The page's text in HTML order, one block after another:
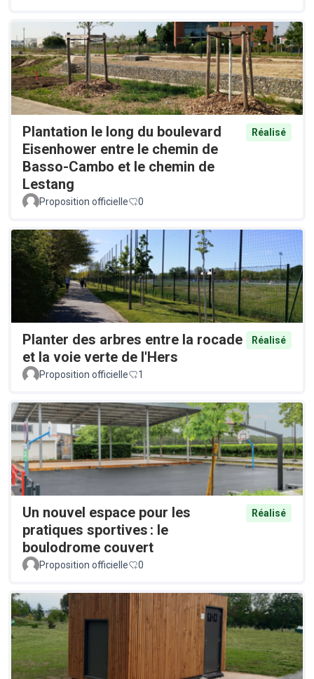
Plantation le long du boulevard
Eisenhower entre le chemin de
Basso-Cambo et le chemin de
Lestang
Réalisé
Proposition officielle 0
Planter des arbres entre la rocade
et la voie verte de l'Hers
Réalisé
Proposition officielle 1
Un nouvel espace pour les
pratiques sportives : le
boulodrome couvert
Réalisé
Proposition officielle 0